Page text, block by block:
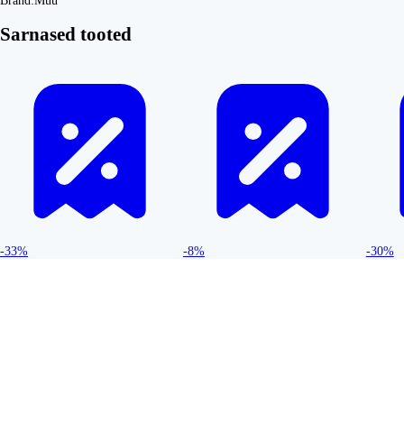
Sarnased tooted
-33% -8% -30%